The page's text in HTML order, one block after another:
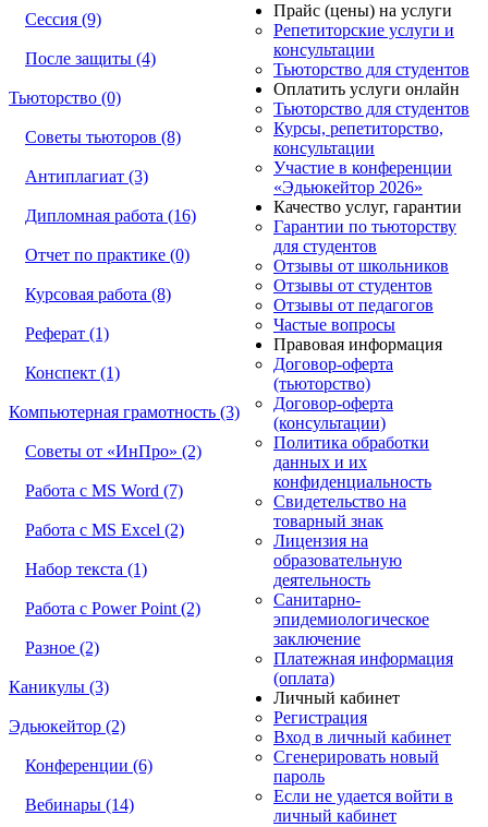
Сессия (9)
После защиты (4)
Тьюторство (0)
Советы тьюторов (8)
Антиплагиат (3)
Дипломная работа (16)
Отчет по практике (0)
Курсовая работа (8)
Реферат (1)
Конспект (1)
Компьютерная грамотность (3)
Советы от «ИнПро» (2)
Работа с MS Word (7)
Работа с MS Excel (2)
Набор текста (1)
Работа с Power Point (2)
Разное (2)
Каникулы (3)
Эдьюкейтор (2)
Конференции (6)
Вебинары (14)
Прайс (цены) на услуги
Репетиторские услуги и
консультации
Тьюторство для студентов
Оплатить услуги онлайн
Тьюторство для студентов
Курсы, репетиторство,
консультации
Участие в конференции
«Эдьюкейтор 2026»
Качество услуг, гарантии
Гарантии по тьюторству
для студентов
Отзывы от школьников
Отзывы от студентов
Отзывы от педагогов
Частые вопросы
Правовая информация
Договор-оферта
(тьюторство)
Договор-оферта
(консультации)
Политика обработки
данных и их
конфиденциальность
Свидетельство на
товарный знак
Лицензия на
образовательную
деятельность
Санитарно-
эпидемиологическое
заключение
Платежная информация
(оплата)
Личный кабинет
Регистрация
Вход в личный кабинет
Сгенерировать новый
пароль
Если не удается войти в
личный кабинет